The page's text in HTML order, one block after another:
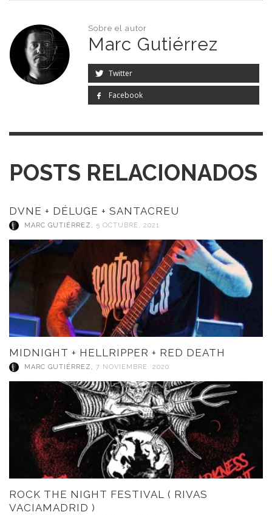
Sobre el autor
Marc Gutiérrez
Twitter
Facebook
POSTS RELACIONADOS
DVNE + DÉLUGE + SANTACREU
MARC GUTIÉRREZ , 5 OCTUBRE, 2021
MIDNIGHT + HELLRIPPER + RED DEATH
MARC GUTIÉRREZ , 7 NOVIEMBRE, 2020
ROCK THE NIGHT FESTIVAL ( RIVAS
VACIAMADRID )